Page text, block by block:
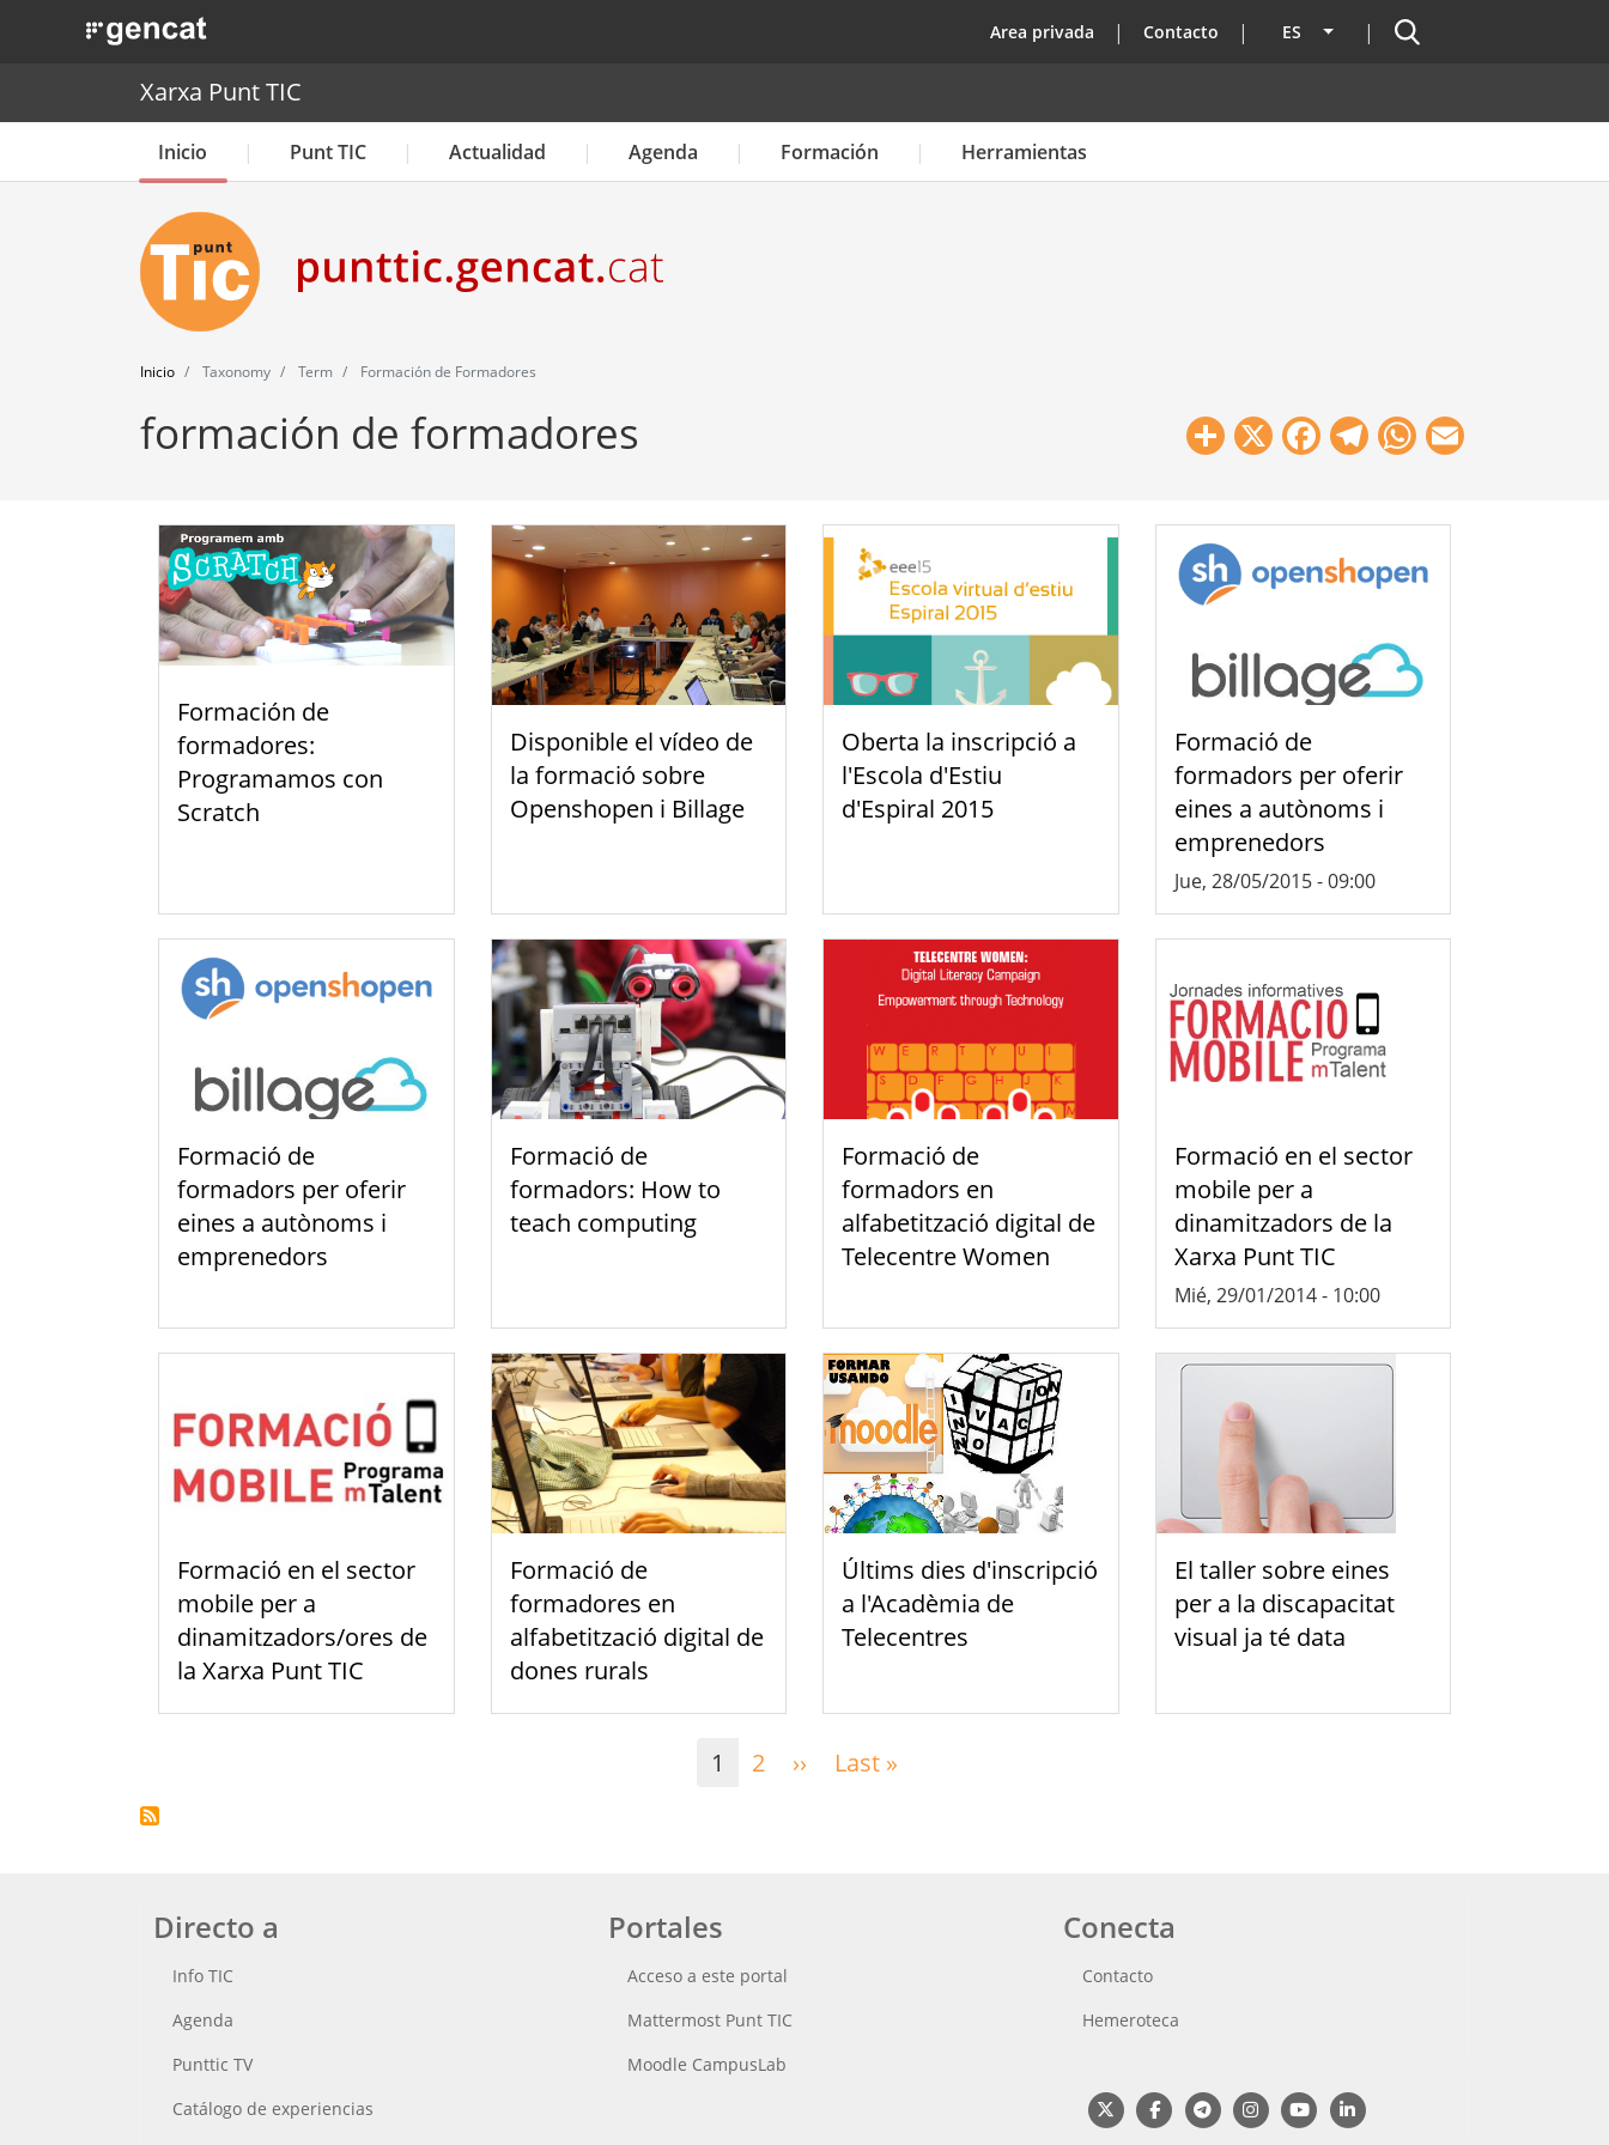
. Obre en una nova finestra. top
Area privada Contacto ES Lista adicional de acciones
Buscador
Xarxa Punt TIC
Inicio Punt TIC Actualidad Agenda Formación Herramientas
Inicio Taxonomy Term Formación de Formadores
formación de formadores Share
X Facebook
Telegram
WhatsApp
Formación de
formadores:
Programamos con
Scratch
Disponible el vídeo de
la formació sobre
Openshopen i Billage
Oberta la inscripció a
l'Escola d'Estiu
d'Espiral 2015
Formació de
formadors per oferir
eines a autònoms i
emprenedors
Jue, 28/05/2015 - 09:00
Formació de
formadors per oferir
eines a autònoms i
emprenedors
Formació de
formadors: How to
teach computing
Formació de
formadors en
alfabetització digital de
Telecentre Women
Formació en el sector
mobile per a
dinamitzadors de la
Xarxa Punt TIC
Mié, 29/01/2014 - 10:00
Formació en el sector
mobile per a
dinamitzadors/ores de
la Xarxa Punt TIC
Formació de
formadores en
alfabetització digital de
dones rurals
Últims dies d'inscripció
a l'Acadèmia de
Telecentres
El taller sobre eines
per a la discapacitat
visual ja té data
1 2 ›› Siguiente
Last »
Directo a
Info TIC
Agenda
Punttic TV
Catálogo de experiencias
Portales
Acceso a este portal
Mattermost Punt TIC
Moodle CampusLab
Conecta
Contacto
Hemeroteca